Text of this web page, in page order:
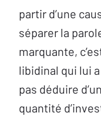
partir d’une
séparer la
marquante,
libidinal qui lui
pas déduire
quantité